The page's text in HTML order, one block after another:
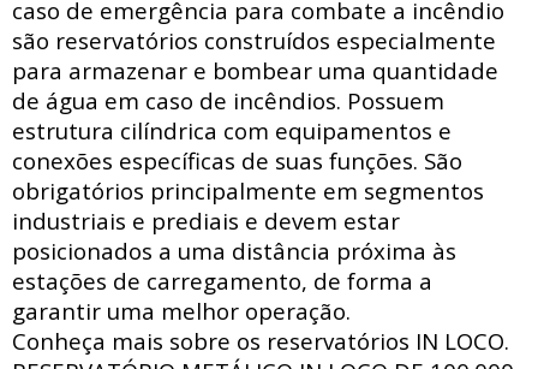
caso de emergência para combate a incêndio
são reservatórios construídos especialmente
para armazenar e bombear uma quantidade
de água em caso de incêndios. Possuem
estrutura cilíndrica com equipamentos e
conexões específicas de suas funções. São
obrigatórios principalmente em segmentos
industriais e prediais e devem estar
posicionados a uma distância próxima às
estações de carregamento, de forma a
garantir uma melhor operação.
Conheça mais sobre os reservatórios IN LOCO.